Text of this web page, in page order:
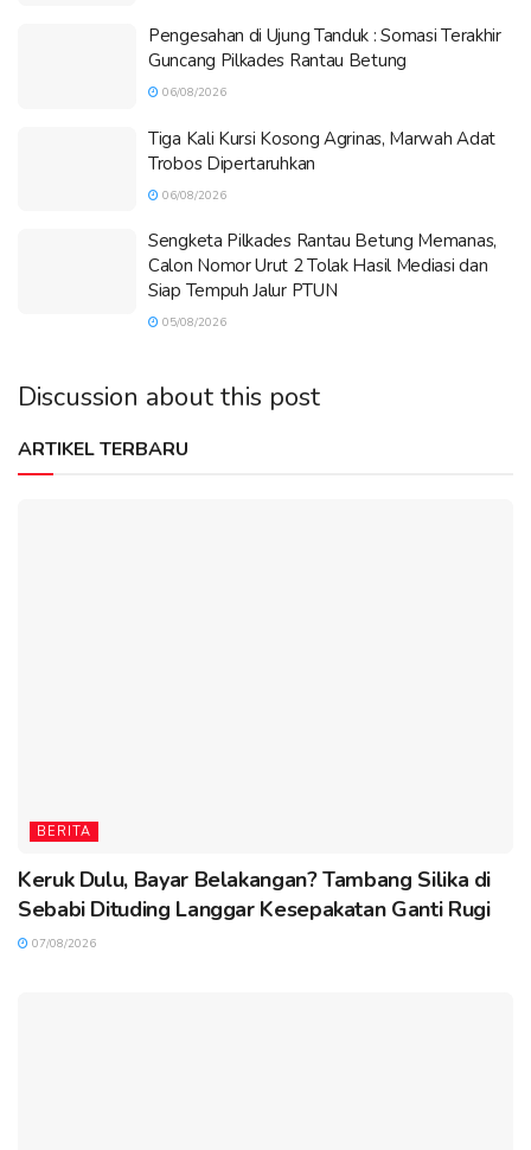
Pengesahan di Ujung Tanduk : Somasi Terakhir
Guncang Pilkades Rantau Betung
06/08/2026
Tiga Kali Kursi Kosong Agrinas, Marwah Adat
Trobos Dipertaruhkan
06/08/2026
Sengketa Pilkades Rantau Betung Memanas,
Calon Nomor Urut 2 Tolak Hasil Mediasi dan
Siap Tempuh Jalur PTUN
05/08/2026
Discussion about this post
ARTIKEL TERBARU
BERITA
Keruk Dulu, Bayar Belakangan? Tambang Silika di
Sebabi Dituding Langgar Kesepakatan Ganti Rugi
07/08/2026